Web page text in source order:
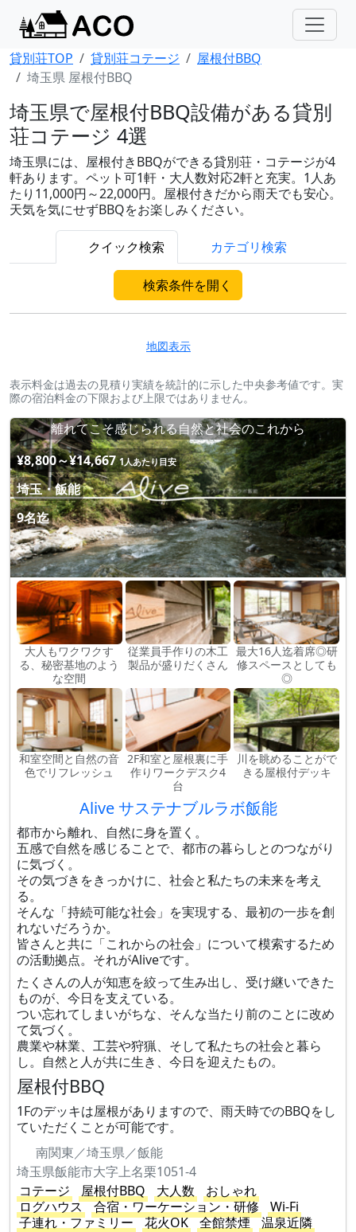
貸別荘TOP 貸別荘コテージ
屋根付BBQ
埼玉県 屋根付BBQ
埼玉県で屋根付BBQ設備がある貸別
荘コテージ 4選
埼玉県には、屋根付きBBQができる貸別荘・コテージが4
軒あります。ペット可1軒・大人数対応2軒と充実。1人あ
たり11,000円～22,000円。屋根付きだから雨天でも安心。
天気を気にせずBBQをお楽しみください。
クイック検索 カテゴリ検索
検索条件を開く
地図表示
表示料金は過去の見積り実績を統計的に示した中央参考値です。実
際の宿泊料金の下限および上限ではありません。
離れてこそ感じられる自然と社会のこれから
¥8,800～¥14,667 1人あたり目安
埼玉・飯能
9名迄
大人もワクワクす
る、秘密基地のよう
な空間
従業員手作りの木工
製品が盛りだくさん
最大16人迄着席◎研
修スペースとしても
◎
和室空間と自然の音
色でリフレッシュ
2F和室と屋根裏に手
作りワークデスク4
台
川を眺めることがで
きる屋根付デッキ
Alive サステナブルラボ飯能
都市から離れ、自然に身を置く。
五感で自然を感じることで、都市の暮らしとのつながり
に気づく。
その気づきをきっかけに、社会と私たちの未来を考え
る。
そんな「持続可能な社会」を実現する、最初の一歩を創
れないだろうか。
皆さんと共に「これからの社会」について模索するため
の活動拠点。それがAliveです。
たくさんの人が知恵を絞って生み出し、受け継いできた
ものが、今日を支えている。
つい忘れてしまいがちな、そんな当たり前のことに改め
て気づく。
農業や林業、工芸や狩猟、そして私たちの社会と暮ら
し。自然と人が共に生き、今日を迎えたもの。
屋根付BBQ
1Fのデッキは屋根がありますので、雨天時でのBBQをし
ていただくことが可能です。
南関東／埼玉県／飯能
埼玉県飯能市大字上名栗1051-4
コテージ
屋根付BBQ 大人数
おしゃれ
ログハウス
合宿・ワーケーション・研修
Wi-Fi
子連れ・ファミリー
花火OK 全館禁煙
温泉近隣